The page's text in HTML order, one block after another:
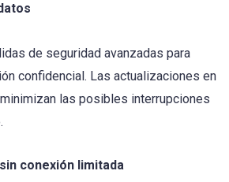
de seguridad avanzadas para
confidencial. Las actualizaciones en
las posibles interrupciones
conexión limitada